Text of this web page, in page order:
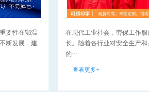
要性在鄂温
断发展，建
在现代工业社会，劳保工作
长。随着各行业对安全生产
的···
查看更多+